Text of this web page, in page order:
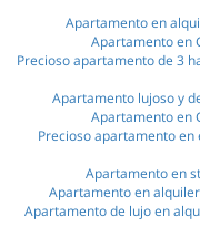
Apartamento en
Apartamento en
Precioso apartamento de 3
Apartamento lujoso y
Apartamento en
Precioso apartamento en
Apartamento en
Apartamento en
Apartamento de lujo en